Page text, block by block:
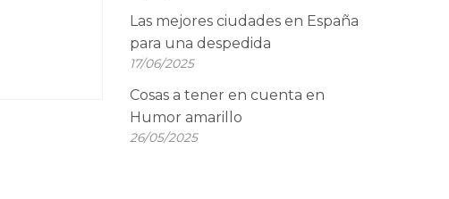
Las mejores ciudades en España
para una despedida
17/06/2025
Cosas a tener en cuenta en
Humor amarillo
26/05/2025